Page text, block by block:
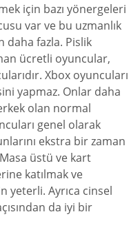
için bazı yönergeleri
var ve bu uzmanlık
daha fazla. Pislik
ücretli oyuncular,
Xbox oyuncuları
yapmaz. Onlar daha
olan normal
genel olarak
ekstra bir zaman
üstü ve kart
katılmak ve
yeterli. Ayrıca cinsel
da iyi bir